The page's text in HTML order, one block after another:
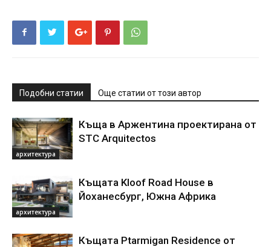
Подобни статии Още статии от този автор
архитектура
Къща в Аржентина проектирана от
STC Arquitectos
архитектура
Къщата Kloof Road House в
Йоханесбург, Южна Африка
Къщата Ptarmigan Residence от